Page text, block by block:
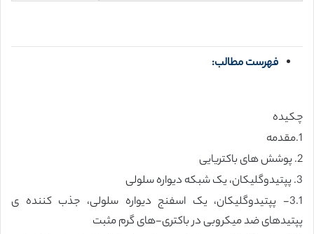
فهرست مطالب:
چکیده
1.مقدمه
2. پوشش های باکتریایی
3. پپتیدوگلیکان، یک شبکه دیواره سلولی
3.1- پپتیدوگلیکان، یک اسفنج دیواره سلولی، جذب کننده ی
پپتیدهای ضد میکروبی در باکتری-های گرم مثبت